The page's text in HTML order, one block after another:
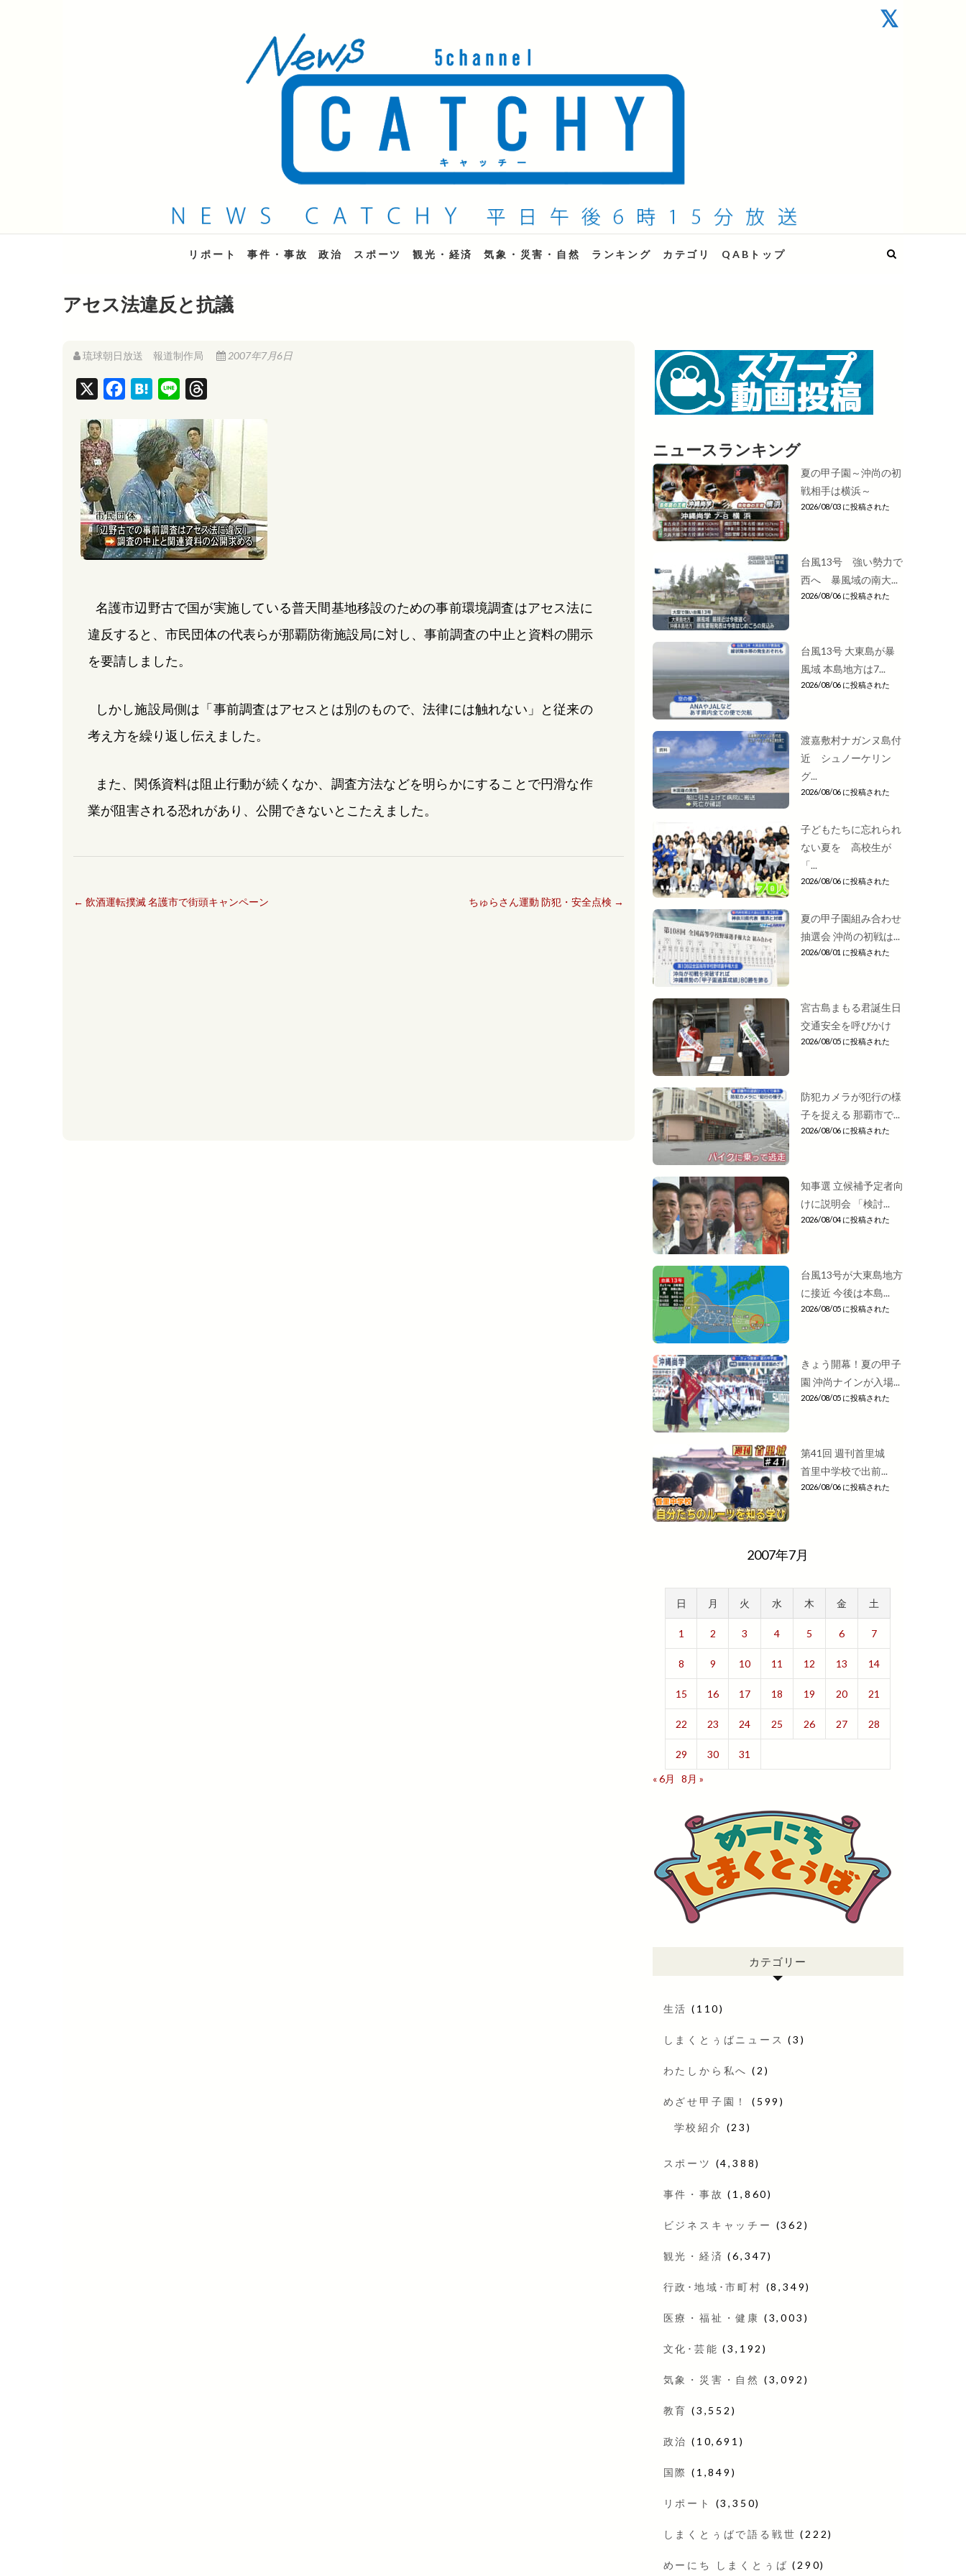
QAB NEWS Headline
キャッチー 月曜〜金曜 午後6時15分放送
リポート 事件・事故 政治 スポーツ 観光・経済 気象・災害・自然 ランキング カテゴリ QABトップ
アセス法違反と抗議
琉球朝日放送 報道制作局 2007年7月6日
e
b
o
o
k
H
t
e
n
a
n
e
r
e
a
d
s
名護市辺野古で国が実施している普天間基地移設のための事前環境調査はアセス法に
違反すると、市民団体の代表らが那覇防衛施設局に対し、事前調査の中止と資料の開示
を要請しました。
しかし施設局側は「事前調査はアセスとは別のもので、法律には触れない」と従来の
考え方を繰り返し伝えました。
また、関係資料は阻止行動が続くなか、調査方法などを明らかにすることで円滑な作
業が阻害される恐れがあり、公開できないとこたえました。
← 飲酒運転撲滅 名護市で街頭キャンペーン ちゅらさん運動 防犯・安全点検 →
ニュースランキング
夏の甲子園～沖尚の初
戦相手は横浜～
2026/08/03 に投稿された
台風13号 強い勢力で
西へ 暴風域の南大...
2026/08/06 に投稿された
台風13号 大東島が暴
風域 本島地方は7...
2026/08/06 に投稿された
渡嘉敷村ナガンヌ島付
近 シュノーケリン
グ...
2026/08/06 に投稿された
子どもたちに忘れられ
ない夏を 高校生が
「...
2026/08/06 に投稿された
夏の甲子園組み合わせ
抽選会 沖尚の初戦は...
2026/08/01 に投稿された
宮古島まもる君誕生日
交通安全を呼びかけ
2026/08/05 に投稿された
防犯カメラが犯行の様
子を捉える 那覇市で...
2026/08/06 に投稿された
知事選 立候補予定者向
けに説明会 「検討...
2026/08/04 に投稿された
台風13号が大東島地方
に接近 今後は本島...
2026/08/05 に投稿された
きょう開幕！夏の甲子
園 沖尚ナインが入場...
2026/08/05 に投稿された
第41回 週刊首里城
首里中学校で出前...
2026/08/06 に投稿された
2007年7月
日 月 火 水 木 金 土
1 2 3 4 5 6 7
8 9 10 11 12 13 14
15 16 17 18 19 20 21
22 23 24 25 26 27 28
29 30
31
« 6月
8月 »
カテゴリー
生活 (110)
しまくとぅばニュース (3)
わたしから私へ (2)
めざせ甲子園！ (599)
学校紹介 (23)
スポーツ (4,388)
事件・事故 (1,860)
ビジネスキャッチー (362)
観光・経済 (6,347)
行政･地域･市町村 (8,349)
医療・福祉・健康 (3,003)
文化･芸能 (3,192)
気象・災害・自然 (3,092)
教育 (3,552)
政治 (10,691)
国際 (1,849)
リポート (3,350)
しまくとぅばで語る戦世 (222)
めーにち しまくとぅば (290)